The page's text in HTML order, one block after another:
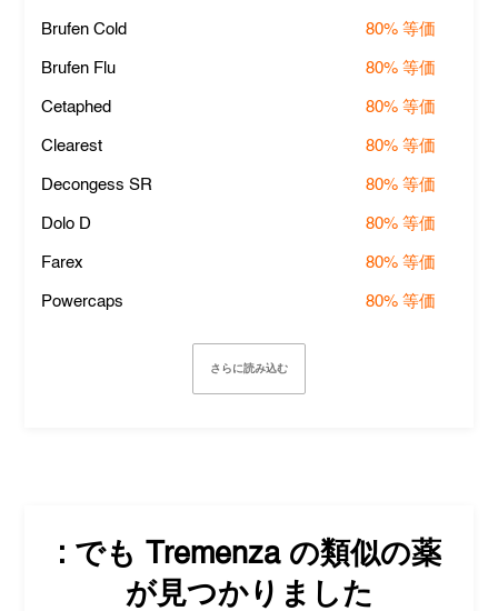
Brufen Cold 80% 等価
Brufen Flu 80% 等価
Cetaphed 80% 等価
Clearest 80% 等価
Decongess SR 80% 等価
Dolo D 80% 等価
Farex 80% 等価
Powercaps 80% 等価
さらに読み込む
: でも Tremenzaの類似の薬
が見つかりました